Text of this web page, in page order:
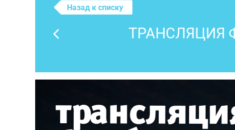
Назад к списку
ТРАНСЛЯЦИЯ